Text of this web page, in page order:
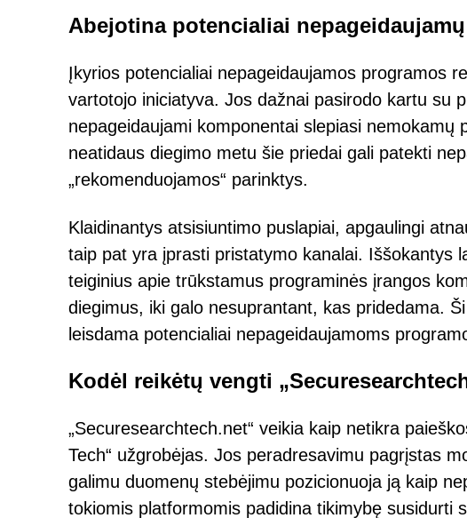
Abejotina potencialiai
Įkyrios potencialiai nepageidaujamos programos
vartotojo iniciatyva. Jos dažnai pasirodo kartu su
nepageidaujami komponentai slepiasi
neatidaus diegimo metu šie priedai gali patekti
„rekomenduojamos“ parinktys.
Klaidinantys atsisiuntimo puslapiai, apgaulingi
taip pat yra įprasti pristatymo kanalai. Iššokantys
teiginius apie trūkstamus programinės įrangos
diegimus, iki galo nesuprantant, kas pridedama.
leisdama potencialiai nepageidaujamoms
Kodėl reikėtų vengti
„Securesearchtech.net“ veikia kaip netikra
Tech“ užgrobėjas. Jos peradresavimu pagrįstas
galimu duomenų stebėjimu pozicionuoja ją kaip
tokiomis platformomis padidina tikimybę susidurti